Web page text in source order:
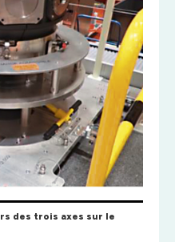
des trois axes sur le